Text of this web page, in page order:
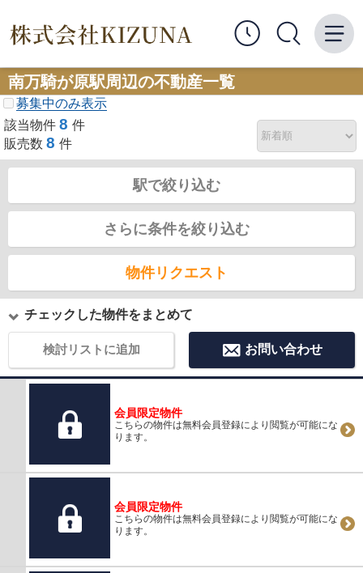
南万騎が原駅周辺の不動産一覧
募集中のみ表示
該当物件 8 件
販売数 8 件
駅で絞り込む
さらに条件を絞り込む
物件リクエスト
チェックした物件をまとめて
検討リストに追加 お問い合わせ
会員限定物件
こちらの物件は無料会員登録により閲覧が可能にな
ります。
会員限定物件
こちらの物件は無料会員登録により閲覧が可能にな
ります。